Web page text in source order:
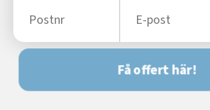
Få offert här!